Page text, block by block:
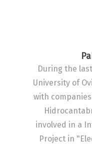
During the
University of
with companies
involved in a
Project in